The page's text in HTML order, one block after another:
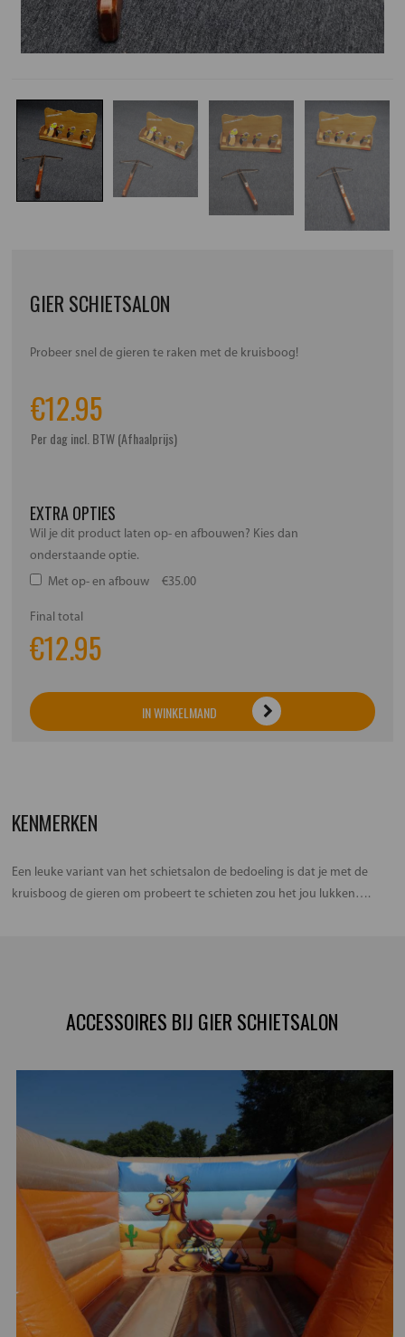
GIER SCHIETSALON
Probeer snel de gieren te raken met de kruisboog!
€12.95
Per dag incl. BTW (Afhaalprijs)
EXTRA OPTIES
Wil je dit product laten op- en afbouwen? Kies dan
onderstaande optie.
Met op- en afbouw
€35.00
Final total
€12.95
IN WINKELMAND
KENMERKEN
Een leuke variant van het schietsalon de bedoeling is dat je met de
kruisboog de gieren om probeert te schieten zou het jou lukken….
ACCESSOIRES BIJ GIER SCHIETSALON